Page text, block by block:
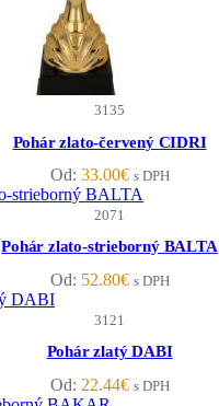
3135
Pohár zlato-červený CIDRI
Od: 33.00€ s DPH
2071
Pohár zlato-strieborný BALTA
Od: 52.80€ s DPH
3121
Pohár zlatý DABI
Od: 22.44€ s DPH